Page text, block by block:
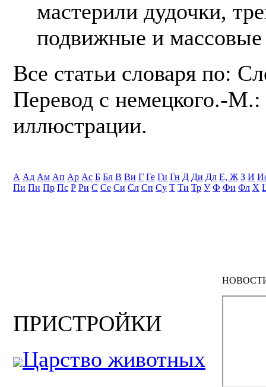
мастерили дудочки,
подвижные и
Все статьи словаря по:
Перевод с немецкого.-
иллюстрации.
А Ад Ам Ап Ар Ас Б Бл В Ви Г Ге Ги Гн Д Ди Дл Е, Ж З И
Пи Пн Пр Пс Р Ри С Се Си Сл Сп Су Т Ти Тр У Ф Фи Фл Х
ПРИСТРОЙКИ
Царство животных